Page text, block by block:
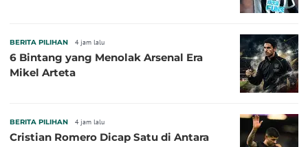
BERITA PILIHAN 4 jam lalu
6 Bintang yang Menolak Arsenal Era
Mikel Arteta
BERITA PILIHAN 4 jam lalu
Cristian Romero Dicap Satu di Antara